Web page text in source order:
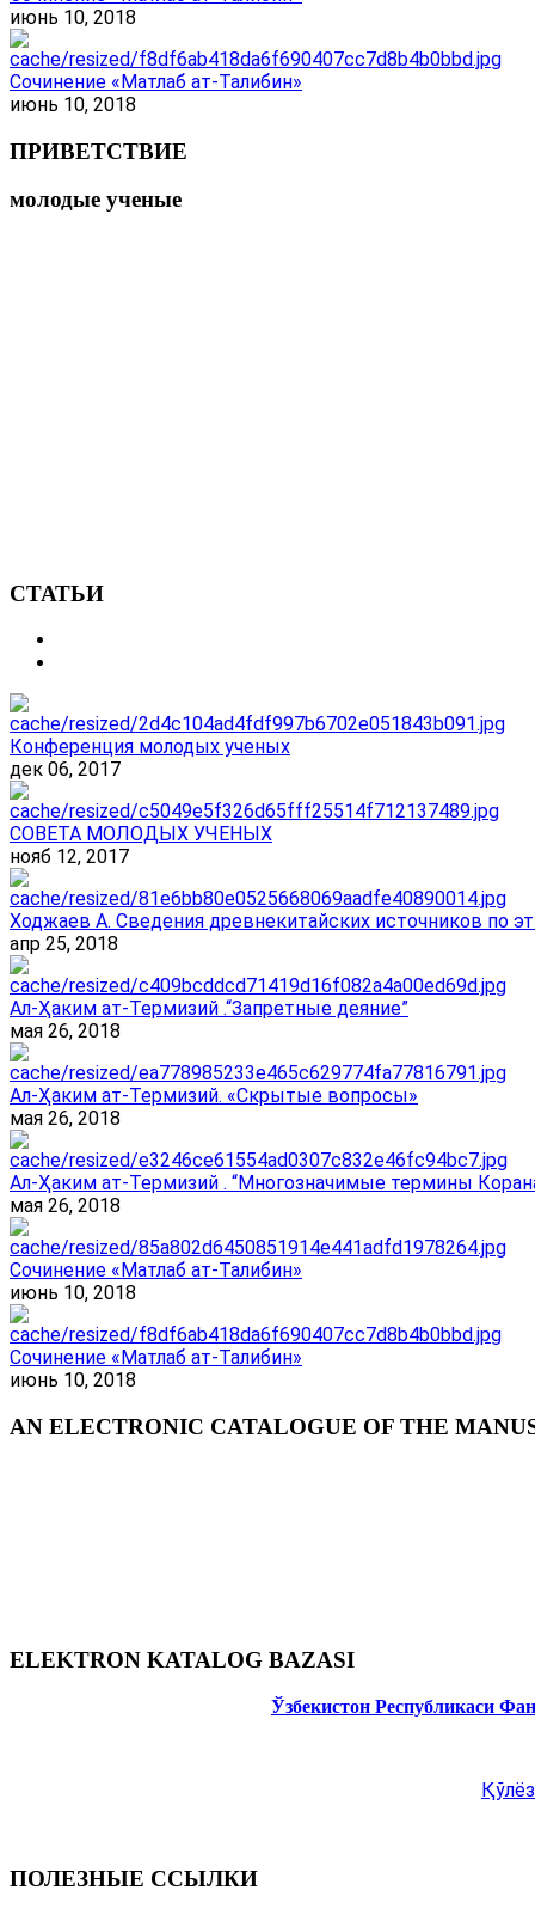
июнь 10, 2018
Сочинение «Матлаб ат-Талибин»
июнь 10, 2018
ПРИВЕТСТВИЕ
молодые ученые
СТАТЬИ
Конференция молодых ученых
дек 06, 2017
СОВЕТА МОЛОДЫХ УЧЕНЫХ
нояб 12, 2017
Ходжаев А. Сведения древнекитайских источников по
апр 25, 2018
Ал-Ҳаким ат-Термизий .“Запретные деяние”
мая 26, 2018
Ал-Ҳаким ат-Термизий. «Скрытые вопросы»
мая 26, 2018
Ал-Ҳаким ат-Термизий . “Многозначимые термины
мая 26, 2018
Сочинение «Матлаб ат-Талибин»
июнь 10, 2018
Сочинение «Матлаб ат-Талибин»
июнь 10, 2018
AN ELECTRONIC CATALOGUE OF THE
ELEKTRON KATALOG BAZASI
Ўзбекистон Республикаси
ПОЛЕЗНЫЕ ССЫЛКИ